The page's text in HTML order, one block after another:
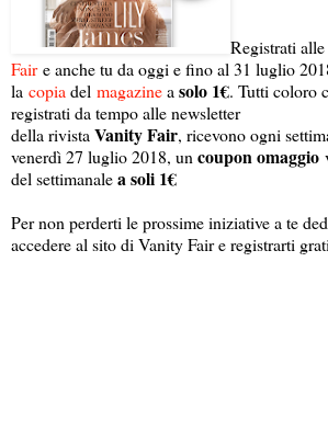
Registrati
Faire anche tu da oggi e fino al 31 luglio
la copia del magazinea solo 1€. Tutti coloro
registrati da tempo alle newsletter
della rivista Vanity Fair, ricevono ogni
venerdì 27 luglio 2018, un coupon omaggio
del settimanalea soli 1€
Per non perderti le prossime iniziative a te
accedere al sito di Vanity Fair e registrarti